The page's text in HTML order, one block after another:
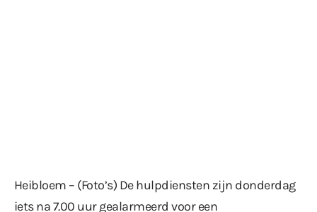
Heibloem – (Foto’s) De hulpdiensten zijn donderdag
iets na 7.00 uur gealarmeerd voor een